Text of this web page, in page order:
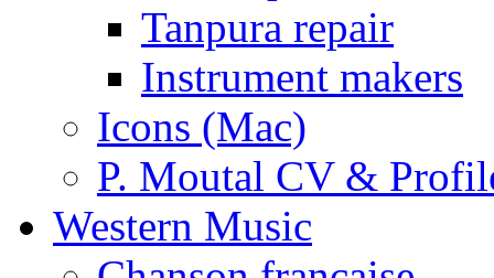
Tanpura repair
Instrument makers
Icons (Mac)
P. Moutal CV &
Western Music